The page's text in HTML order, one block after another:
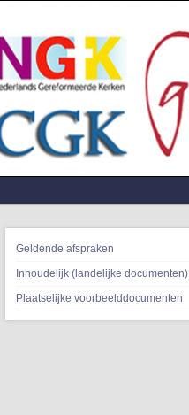
Geldende afspraken
Inhoudelijk (landelijke documenten)
Plaatselijke voorbeelddocumenten